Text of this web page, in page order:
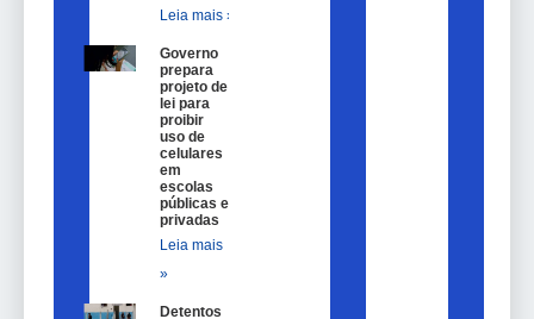
Leia mais »
Governo
prepara
projeto de
lei para
proibir
uso de
celulares
em
escolas
públicas e
privadas
Leia mais
»
Detentos